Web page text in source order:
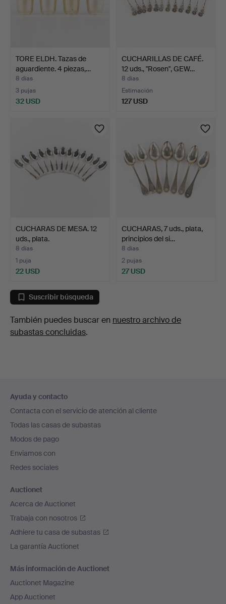
TORE ELDH. Tazas de
aguardiente. 4 piezas,…
8 días
3 pujas
32 USD
CUCHARILLAS DE CAFÉ.
12 uds., "Rosen", GEW…
8 días
Estimación
127 USD
CUCHARAS DE MESA. 12
uds., plata.
8 días
1 puja
22 USD
CUCHARAS, 7 uds., plata,
principios del si…
8 días
2 pujas
27 USD
Suscribir búsqueda
También puedes buscar en nuestro archivo de
subastas concluidas.
en
el
pie
de
página
Ayuda y contacto
Contacta con el servicio de atención al cliente
Todas las casas de subastas
Modos de pago
Enviamos con
Redes sociales
Auctionet
Acerca de Auctionet
Trabaja con nosotros
Adhiere tu casa de subastas
La garantía Auctionet
Más información de Auctionet
Auctionet Magazine
App Auctionet